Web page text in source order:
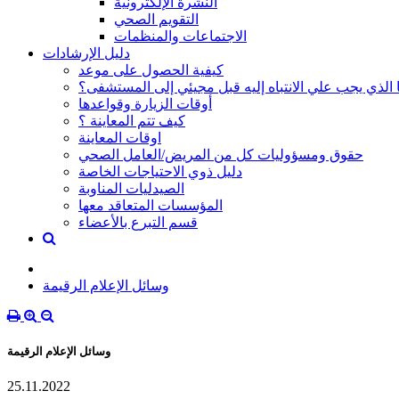
التقويم الصحي
الاجتماعات والمنظمات
دليل الإرشادات
كيفية الحصول على موعد
الذي يجب علي الانتباه إليه قبل مجيئي إلى المستشفى؟
أوقات الزيارة وقواعدها
كيف تتم المعاينة ؟
اوقات المعاينة
حقوق ومسؤوليات كل من المريض/العامل الصحي
دليل ذوي الاحتياجات الخاصة
الصيدليات المناوبة
المؤسسات المتعاقد معها
قسم التبرع بالأعضاء
وسائل الإعلام الرقيمة
وسائل الإعلام الرقيمة
25.11.2022